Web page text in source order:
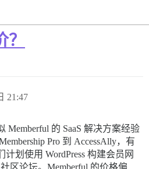
21:47
Memberful 的 SaaS 解决方案经验
Pro 到 AccessAlly，有
划使用 WordPress 构建会员网
区论坛。Memberful 的价格偏